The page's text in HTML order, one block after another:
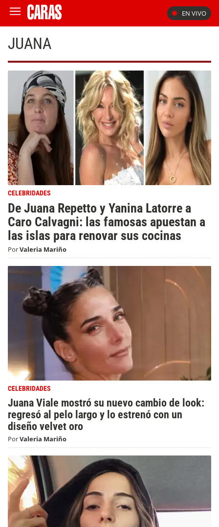
EN VIVO
JUANA
CELEBRIDADES
De Juana Repetto y Yanina Latorre a
Caro Calvagni: las famosas apuestan a
las islas para renovar sus cocinas
PorValeria Mariño
CELEBRIDADES
Juana Viale mostró su nuevo cambio de look:
regresó al pelo largo y lo estrenó con un
diseño velvet oro
PorValeria Mariño